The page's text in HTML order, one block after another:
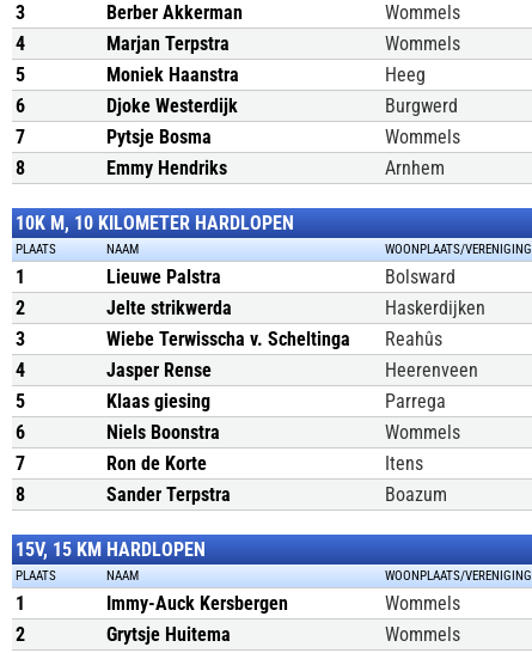
3
Berber Akkerman Wommels
4
Marjan Terpstra Wommels
5
Moniek Haanstra Heeg
6
Djoke Westerdijk Burgwerd
7
Pytsje Bosma Wommels
8
Emmy Hendriks Arnhem
10K M, 10 KILOMETER HARDLOPEN
PLAATS NAAM WOONPLAATS/VERENIGING
1 Lieuwe Palstra Bolsward
2
Jelte strikwerda Haskerdijken
3
Wiebe Terwisscha v. Scheltinga Reahûs
4
Jasper Rense Heerenveen
5
Klaas giesing Parrega
6
Niels Boonstra Wommels
7
Ron de Korte Itens
8
Sander Terpstra Boazum
15V, 15 KM HARDLOPEN
PLAATS NAAM WOONPLAATS/VERENIGING
1 Immy-Auck Kersbergen Wommels
2
Grytsje Huitema Wommels